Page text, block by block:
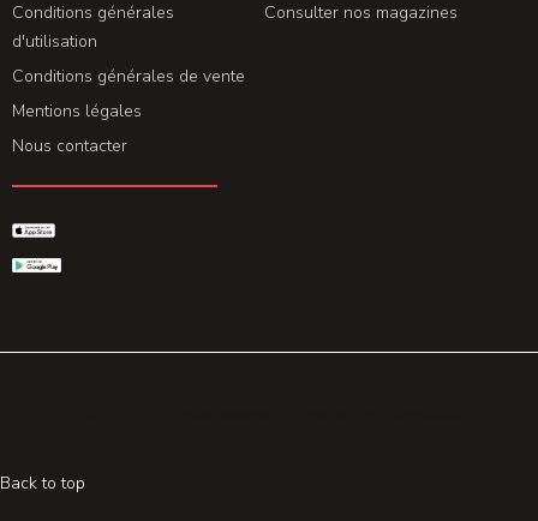
Conditions générales
d'utilisation
Conditions générales de vente
Mentions légales
Nous contacter
Consulter nos magazines
Back to top